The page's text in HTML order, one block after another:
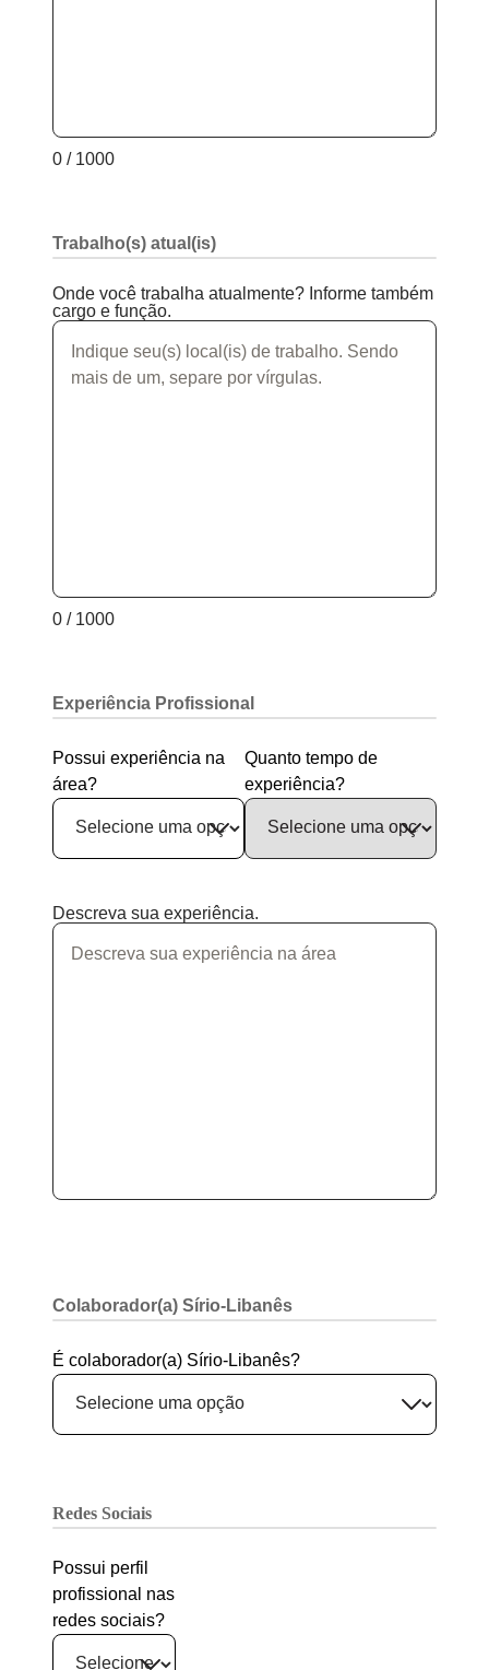
0 / 1000
Trabalho(s) atual(is)
Onde você trabalha atualmente? Informe também
cargo e função.
0 / 1000
Experiência Profissional
Possui experiência na
área?
Quanto tempo de
experiência?
Descreva sua experiência.
Colaborador(a) Sírio-Libanês
É colaborador(a) Sírio-Libanês?
Redes Sociais
Possui perfil
profissional nas
redes sociais?